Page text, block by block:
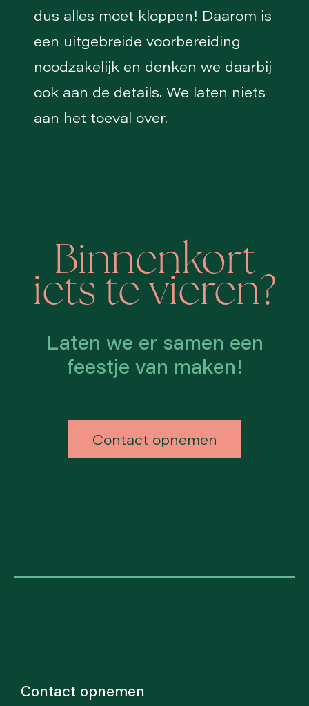
dus alles moet kloppen! Daarom is
een uitgebreide voorbereiding
noodzakelijk en denken we daarbij
ook aan de details. We laten niets
aan het toeval over.
Binnenkort
iets te vieren?
Laten we er samen een
feestje van maken!
Contact opnemen
Contact opnemen